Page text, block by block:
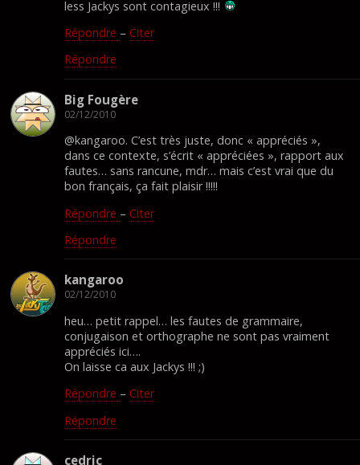
less Jackys sont contagieux !!!
Répondre – Citer
Répondre
Big Fougère
02/12/2010
@kangaroo. C’est très juste, donc « appréciés »,
dans ce contexte, s’écrit « appréciées », rapport aux
fautes… sans rancune, mdr… mais c’est vrai que du
bon français, ça fait plaisir !!!!!
Répondre – Citer
Répondre
kangaroo
02/12/2010
heu… petit rappel… les fautes de grammaire,
conjugaison et orthographe ne sont pas vraiment
appréciés ici….
On laisse ca aux Jackys !!! ;)
Répondre – Citer
Répondre
cedric